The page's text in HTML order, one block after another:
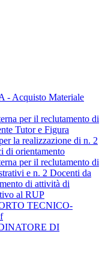
- Acquisto Materiale
per il reclutamento di
Tutor e Figura
la realizzazione di n. 2
di orientamento
per il reclutamento di
e n. 2 Docenti da
di attività di
al RUP
TECNICO-
DI